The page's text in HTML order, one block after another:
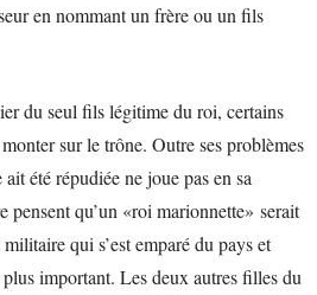
en nommant un frère ou un fils
du seul fils légitime du roi, certains
sur le trône. Outre ses problèmes
été répudiée ne joue pas en sa
pensent qu’un «roi marionnette» serait
qui s’est emparé du pays et
important. Les deux autres filles du